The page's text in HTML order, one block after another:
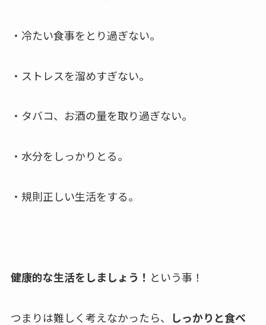
・冷たい食事をとり過ぎない。
・ストレスを溜めすぎない。
・タバコ、お酒の量を取り過ぎない。
・水分をしっかりとる。
・規則正しい生活をする。
健康的な生活をしましょう！ という事！
つまりは難しく考えなかったら、
しっかりと食べ